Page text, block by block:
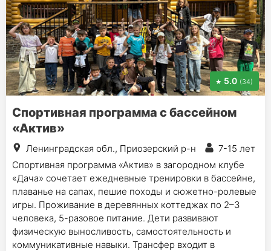
5.0 (34)
Спортивная программа с бассейном
«Актив»
Ленинградская обл., Приозерский р-н
7-15 лет
Спортивная программа «Актив» в загородном клубе
«Дача» сочетает ежедневные тренировки в бассейне,
плаванье на сапах, пешие походы и сюжетно-ролевые
игры. Проживание в деревянных коттеджах по 2–3
человека, 5-разовое питание. Дети развивают
физическую выносливость, самостоятельность и
коммуникативные навыки. Трансфер входит в